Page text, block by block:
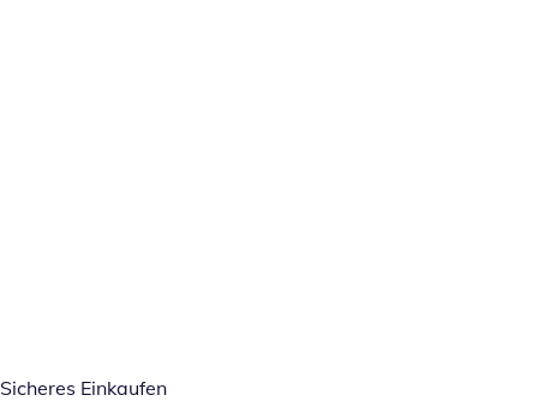
Sicheres Einkaufen